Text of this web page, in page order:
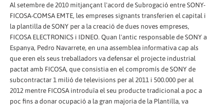
Al setembre de 2010 mitjançant l'acord de Subrogació entre SONY-
FICOSA-COMSA EMTE, les empreses signants transferien el capital i
la plantilla de SONY per a la creació de dues noves empreses,
FICOSA ELECTRONICS i IDNEO. Quan l'antic responsable de SONY a
Espanya, Pedro Navarrete, en una assemblea informativa cap als
que eren els seus treballadors va defensar el projecte industrial
pactat amb FICOSA, que consistia en el compromís de SONY de
subcontractar 1 milió de televisions per al 2011 i 500.000 per al
2012 mentre FICOSA introduïa el seu producte tradicional a poc a
poc fins a donar ocupació a la gran majoria de la Plantilla, va